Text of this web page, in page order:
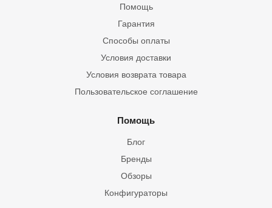
Помощь
Гарантия
Способы оплаты
Условия доставки
Условия возврата товара
Пользовательское соглашение
Помощь
Блог
Бренды
Обзоры
Конфигураторы